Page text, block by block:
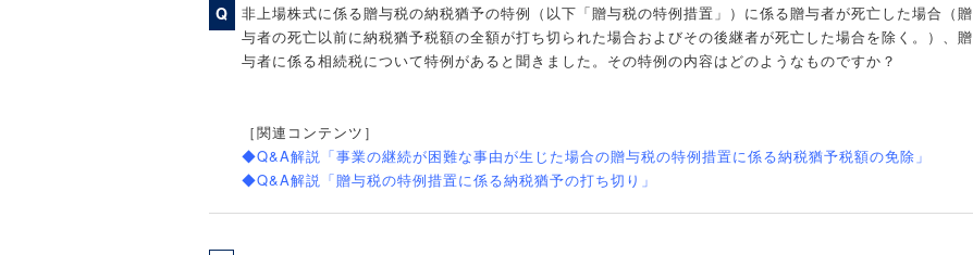
Q
非上場株式に係る贈与税の納税猶予の特例（以下「贈与税の特例措置」）に係る贈与者が死亡した場合（贈
与者の死亡以前に納税猶予税額の全額が打ち切られた場合およびその後継者が死亡した場合を除く。）、贈
与者に係る相続税について特例があると聞きました。その特例の内容はどのようなものですか？
［関連コンテンツ］
◆Q&A解説「事業の継続が困難な事由が生じた場合の贈与税の特例措置に係る納税猶予税額の免除」
◆Q&A解説「贈与税の特例措置に係る納税猶予の打ち切り」